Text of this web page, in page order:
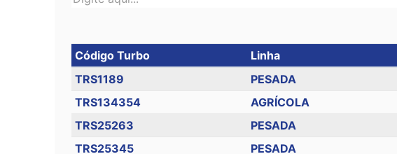
Código Turbo Linha
TRS1189
PESADA
TRS134354
AGRÍCOLA
TRS25263
PESADA
TRS25345
PESADA